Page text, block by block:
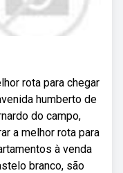
rota para chegar
humberto de
do campo,
a melhor rota para
à venda
branco, são